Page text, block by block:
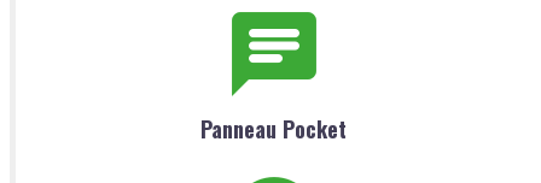
Panneau Pocket